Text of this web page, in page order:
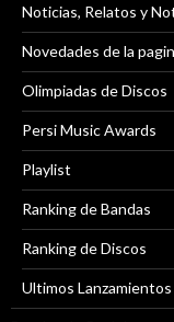
Noticias, Relatos y
Novedades de la
Olimpiadas de Discos
Persi Music Awards
Playlist
Ranking de Bandas
Ranking de Discos
Ultimos Lanzamientos